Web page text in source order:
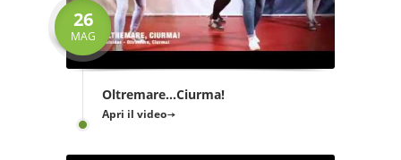
26
MAG
Oltremare...Ciurma!
Apri il video